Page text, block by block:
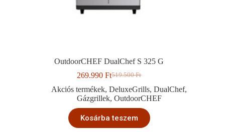
OutdoorCHEF DualChef S 325 G
519.500Ft
Original
price
was:
269.990FtCurrent
price
is:
Akciós termékek,DeluxeGrills,DualChef,
Gázgrillek, OutdoorCHEF
Kosárba teszem